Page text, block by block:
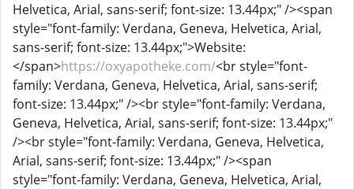
Helvetica, Arial, sans-serif; font-size: 13.44px;" /><span
style="font-family: Verdana, Geneva, Helvetica, Arial,
sans-serif; font-size: 13.44px;">Website:
</span>https://oxyapotheke.com/<br style="font-
family: Verdana, Geneva, Helvetica, Arial, sans-serif;
font-size: 13.44px;" /><br style="font-family: Verdana,
Geneva, Helvetica, Arial, sans-serif; font-size: 13.44px;"
/><br style="font-family: Verdana, Geneva, Helvetica,
Arial, sans-serif; font-size: 13.44px;" /><span
style="font-family: Verdana, Geneva, Helvetica, Arial,